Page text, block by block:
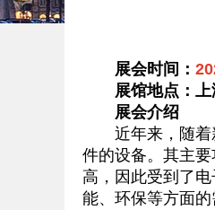
展会时间：
展馆地点：上
展会介绍
近年来，随着新
件的设备。其主
高，因此受到了
能、环保等方面的